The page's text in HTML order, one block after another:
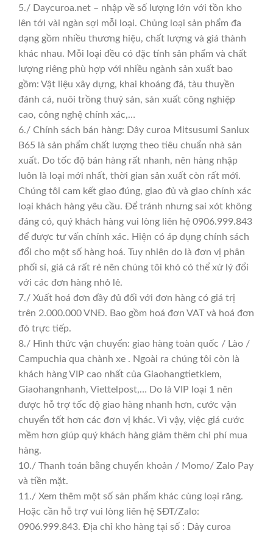
5./ Daycuroa.net – nhập về số lượng lớn với tồn kho
lên tới vài ngàn sợi mỗi loại. Chủng loại sản phẩm đa
dạng gồm nhiều thương hiệu, chất lượng và giá thành
khác nhau. Mỗi loại đều có đặc tính sản phẩm và chất
lượng riêng phù hợp với nhiều ngành sản xuất bao
gồm: Vật liệu xây dựng, khai khoáng đá, tàu thuyền
đánh cá, nuôi trồng thuỷ sản, sản xuất công nghiệp
cao, công nghệ chính xác,…
6./ Chính sách bán hàng: Dây curoa Mitsusumi Sanlux
B65 là sản phẩm chất lượng theo tiêu chuẩn nhà sản
xuất. Do tốc độ bán hàng rất nhanh, nên hàng nhập
luôn là loại mới nhất, thời gian sản xuất còn rất mới.
Chúng tôi cam kết giao đúng, giao đủ và giao chính xác
loại khách hàng yêu cầu. Để tránh nhưng sai xót không
đáng có, quý khách hàng vui lòng liên hệ 0906.999.843
để được tư vấn chính xác. Hiện có áp dụng chính sách
đổi cho một số hàng hoá. Tuy nhiên do là đơn vị phân
phối sỉ, giá cả rất rẻ nên chúng tôi khó có thể xử lý đổi
với các đơn hàng nhỏ lẻ.
7./ Xuất hoá đơn đầy đủ đối với đơn hàng có giá trị
trên 2.000.000 VNĐ. Bao gồm hoá đơn VAT và hoá đơn
đỏ trực tiếp.
8./ Hình thức vận chuyển: giao hàng toàn quốc / Lào /
Campuchia qua chành xe . Ngoài ra chúng tôi còn là
khách hàng VIP cao nhất của Giaohangtietkiem,
Giaohangnhanh, Viettelpost,… Do là VIP loại 1 nên
được hỗ trợ tốc độ giao hàng nhanh hơn, cước vận
chuyển tốt hơn các đơn vị khác. Vì vậy, việc giá cước
mềm hơn giúp quý khách hàng giảm thêm chi phí mua
hàng.
10./ Thanh toán bằng chuyển khoản / Momo/ Zalo Pay
và tiền mặt.
11./ Xem thêm một số sản phẩm khác cùng loại răng.
Hoặc cần hỗ trợ vui lòng liên hệ SĐT/Zalo:
0906.999.843. Địa chỉ kho hàng tại số : Dây curoa